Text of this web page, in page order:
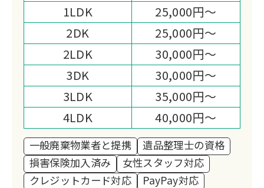
1LDK
25,000円～
2DK
25,000円～
2LDK
30,000円～
3DK
30,000円～
3LDK
35,000円～
4LDK
40,000円～
一般廃棄物業者と提携
遺品整理士の資格
損害保険加入済み
女性スタッフ対応
クレジットカード対応
PayPay対応